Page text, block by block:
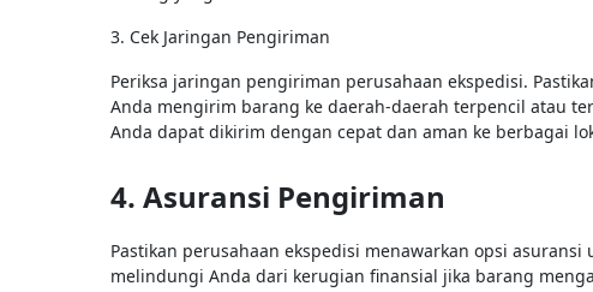
3. Cek Jaringan Pengiriman
Periksa jaringan pengiriman perusahaan ekspedisi.
Anda mengirim barang ke daerah-daerah terpencil atau
Anda dapat dikirim dengan cepat dan aman ke berbagai
4. Asuransi Pengiriman
Pastikan perusahaan ekspedisi menawarkan opsi
melindungi Anda dari kerugian finansial jika barang